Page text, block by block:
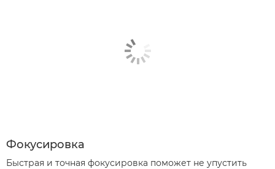
Фокусировка
Быстрая и точная фокусировка поможет не упустить